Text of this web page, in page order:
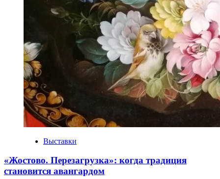
Выставки
«Жостово. Перезагрузка»: когда традиция
становится авангардом